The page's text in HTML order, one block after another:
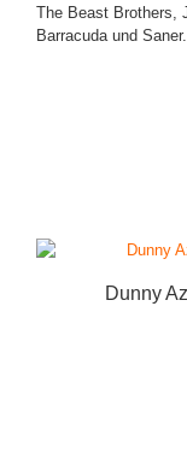
The Beast Brothers,
Barracuda und Saner.
Dunny